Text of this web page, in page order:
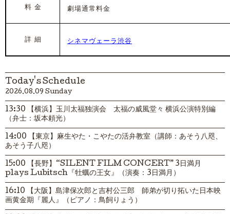
料 金 劇場通常料金
詳 細 シネマヴェーラ渋谷
Today's Schedule
2026.08.09 Sunday
13:30 【横浜】玉川太福独演会 太福の威風堂々 横浜公演特別編
（弁士：坂本頼光）
14:00 【東京】麻生やた・こやたの活弁教室（講師：あそう八咫、
あそう子八咫）
15:00 【長野】“SILENT FILM CONCERT” 3日満月
plays Lubitsch『牡蠣の王女』（演奏：3日満月）
16:10 【大阪】島津保次郎と吉村公三郎 師弟が切り拓いた日本映
画黄金期『麗人』（ピアノ：鳥飼りょう）